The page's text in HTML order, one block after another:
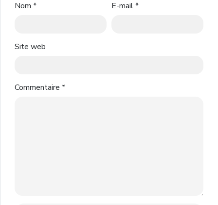
Nom * E-mail*
Site web
Commentaire *